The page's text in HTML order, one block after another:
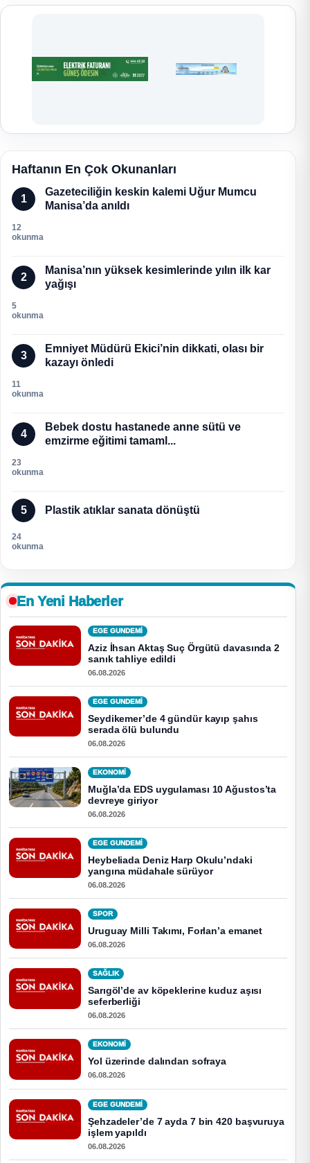
Haftanın En Çok Okunanları
1
Gazeteciliğin keskin kalemi Uğur Mumcu
Manisa’da anıldı
12
okunma
2
Manisa’nın yüksek kesimlerinde yılın ilk kar
yağışı
5
okunma
3
Emniyet Müdürü Ekici’nin dikkati, olası bir
kazayı önledi
11
okunma
4
Bebek dostu hastanede anne sütü ve
emzirme eğitimi tamaml...
23
okunma
5 Plastik atıklar sanata dönüştü
24
okunma
En Yeni Haberler
EGE GUNDEMİ
Aziz İhsan Aktaş Suç Örgütü davasında 2
sanık tahliye edildi
06.08.2026
EGE GUNDEMİ
Seydikemer’de 4 gündür kayıp şahıs
serada ölü bulundu
06.08.2026
EKONOMI
Muğla’da EDS uygulaması 10 Ağustos’ta
devreye giriyor
06.08.2026
EGE GUNDEMİ
Heybeliada Deniz Harp Okulu’ndaki
yangına müdahale sürüyor
06.08.2026
SPOR
Uruguay Milli Takımı, Forlan’a emanet
06.08.2026
SAĞLIK
Sarıgöl’de av köpeklerine kuduz aşısı
seferberliği
06.08.2026
EKONOMI
Yol üzerinde dalından sofraya
06.08.2026
EGE GUNDEMİ
Şehzadeler’de 7 ayda 7 bin 420 başvuruya
işlem yapıldı
06.08.2026